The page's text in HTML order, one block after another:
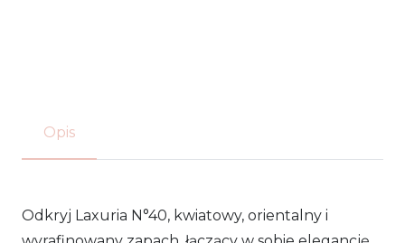
Opis
Odkryj Laxuria N°40, kwiatowy, orientalny i